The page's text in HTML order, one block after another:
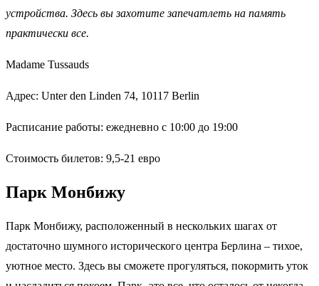
устройства. Здесь вы захотите запечатлеть на память
практически все.
Madame Tussauds
Адрес: Unter den Linden 74, 10117 Berlin
Расписание работы: ежедневно с 10:00 до 19:00
Стоимость билетов: 9,5-21 евро
Парк Монбижу
Парк Монбижу, расположенный в нескольких шагах от
достаточно шумного исторического центра Берлина – тихое,
уютное место. Здесь вы сможете прогуляться, покормить уток